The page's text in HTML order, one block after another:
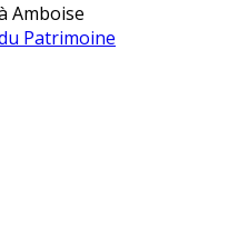
Amboise
Patrimoine